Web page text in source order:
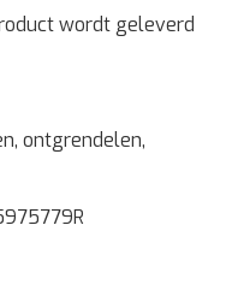
wordt geleverd
ontgrendelen,